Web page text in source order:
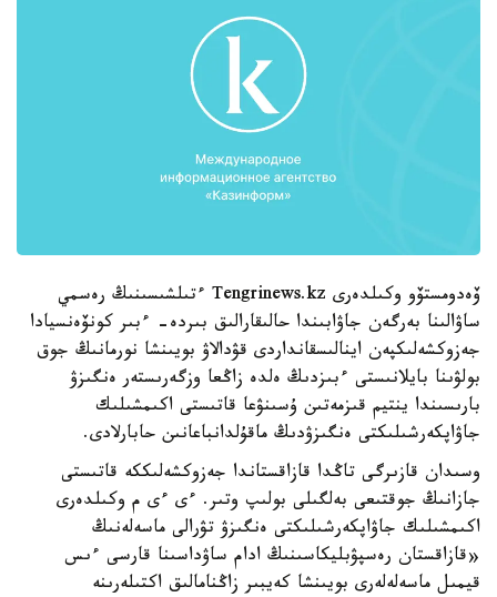
ۆەدومستۆو وكىلدەرى Tengrinews.kz ءتىلشىسىنىڭ رەسمي
ساۋالىنا بەرگەن جاۋابىندا حالىقارالىق بىردە- ءبىر كونۆەنسيادا
جەزوكشەلىكپەن اينالىسقانداردى قۋدالاۋ بويىنشا نورمانىڭ جوق
بولۋىنا بايلانىستى ءبىزدىڭ ەلدە زاڭعا وزگەرىستەر ەنگىزۋ
بارىسىندا ينتيم قىزمەتىن ۇسىنۋعا قاتىستى اكىمشىلىك
جاۋاپكەرشىلىكتى ەنگىزۋدىڭ ماقۇلدانباعانىن حابارلادى.
وسىدان قازىرگى تاڭدا قازاقستاندا جەزوكشەلىككە قاتىستى
جازانىڭ جوقتىعى بەلگىلى بولىپ وتىر. ءى ءى م وكىلدەرى
اكىمشىلىك جاۋاپكەرشىلىكتى ەنگىزۋ تۋرالى ماسەلەنىڭ
«قازاقستان رەسپۋبليكاسىنىڭ ادام ساۋداسىنا قارسى ءىس
قيمىل ماسەلەلەرى بويىنشا كەيبىر زاڭنامالىق اكتىلەرىنە